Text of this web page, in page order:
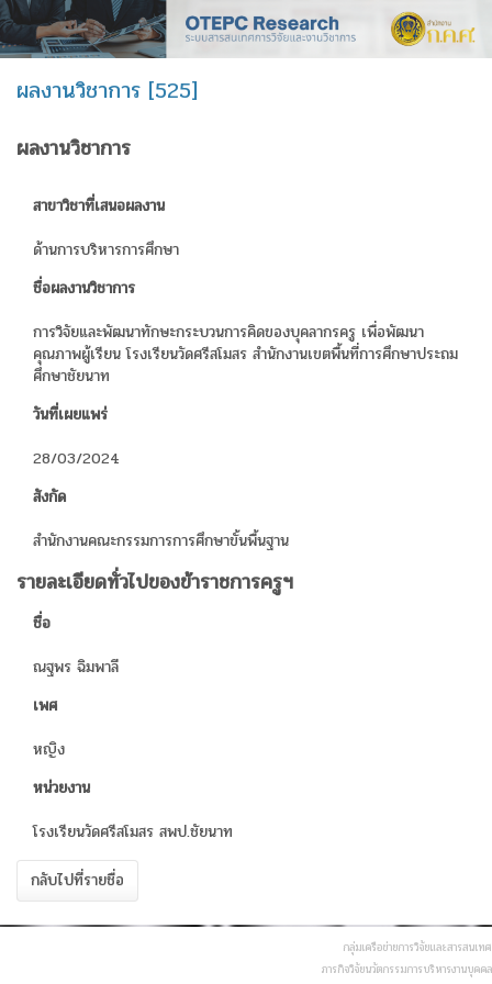
ผลงานวิชาการ [525]
ผลงานวิชาการ
สาขาวิชาที่เสนอผลงาน
ด้านการบริหารการศึกษา
ชื่อผลงานวิชาการ
การวิจัยและพัฒนาทักษะกระบวนการคิดของบุคลากรครู เพื่อพัฒนา
คุณภาพผู้เรียน โรงเรียนวัดศรีสโมสร สำนักงานเขตพื้นที่การศึกษาประถม
ศึกษาชัยนาท
วันที่เผยแพร่
28/03/2024
สังกัด
สำนักงานคณะกรรมการการศึกษาขั้นพื้นฐาน
รายละเอียดทั่วไปของข้าราชการครูฯ
ชื่อ
ณฐพร ฉิมพาลี
เพศ
หญิง
หน่วยงาน
โรงเรียนวัดศรีสโมสร สพป.ชัยนาท
กลับไปที่รายชื่อ
กลุ่มเครือข่ายการวิจัยและสารสนเทศ
ภารกิจวิจัยนวัตกรรมการบริหารงานบุคคล